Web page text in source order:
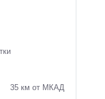
35 км от МКАД